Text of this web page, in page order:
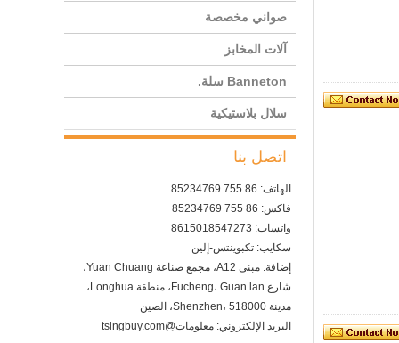
صواني مخصصة
آلات المخابز
Banneton سلة.
سلال بلاستيكية
اتصل بنا
الهاتف: 86 755 85234769
فاكس: 86 755 85234769
واتساب: 8615018547273
سكايب: تكبوينتس-إلين
إضافة: مبنى A12، مجمع صناعة Yuan Chuang،
شارع Fucheng، Guan lan، منطقة Longhua،
مدينة Shenzhen، 518000، الصين
البريد الإلكتروني: معلومات@tsingbuy.com